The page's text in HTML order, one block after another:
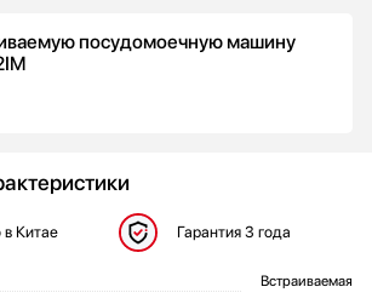
посудомоечную машину
в Китае Гарантия 3 года
MLP 12 IM
Встраиваемая